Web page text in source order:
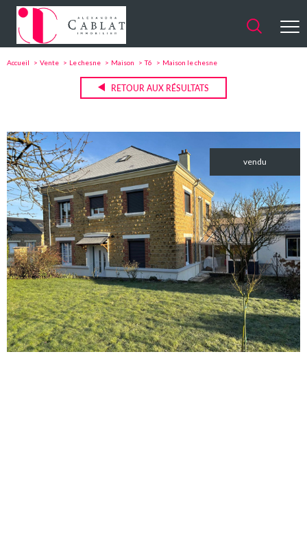
Accueil Vente Le chesne Maison T6 Maison le chesne
RETOUR AUX RÉSULTATS
vendu